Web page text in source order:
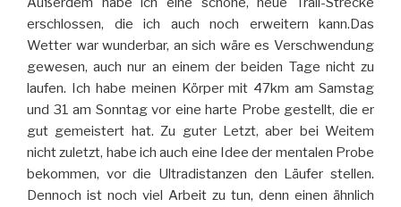
erschlossen, die ich auch noch erweitern kann.Das
Wetter war wunderbar, an sich wäre es Verschwendung
gewesen, auch nur an einem der beiden Tage nicht zu
laufen. Ich habe meinen Körper mit 47km am Samstag
und 31 am Sonntag vor eine harte Probe gestellt, die er
gut gemeistert hat. Zu guter Letzt, aber bei Weitem
nicht zuletzt, habe ich auch eine Idee der mentalen Probe
bekommen, vor die Ultradistanzen den Läufer stellen.
Dennoch ist noch viel Arbeit zu tun, denn einen ähnlich